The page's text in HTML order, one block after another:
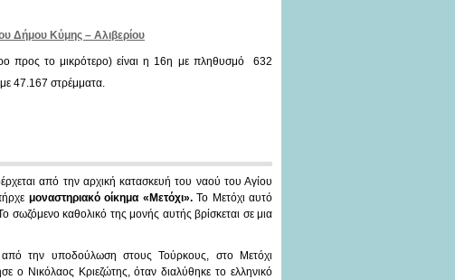
Δήμου Κύμης – Αλιβερίου
προς το μικρότερο) είναι η 16η με πληθυσμό 632
47.167 στρέμματα.
από την αρχική κατασκευή του ναού του Αγίου
μοναστηριακό οίκημα «Μετόχι».Το Μετόχι αυτό
σωζόμενο καθολικό της μονής αυτής βρίσκεται σε μια
την υποδούλωση στους Τούρκους, στο Μετόχι
ο Νικόλαος Κριεζώτης, όταν διαλύθηκε το ελληνικό